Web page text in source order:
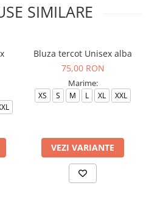
SIMILARE
Bluza tercot Unisex alba
75,00 RON
Marime:
XS S M L XL XXL
VEZI VARIANTE